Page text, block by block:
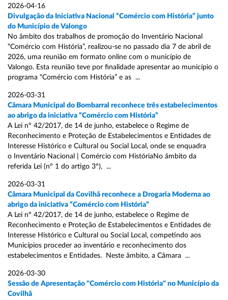
2026-04-16
Divulgação da Iniciativa Nacional “Comércio com História” junto
do Município de Valongo
No âmbito dos trabalhos de promoção do Inventário Nacional
“Comércio com História”, realizou-se no passado dia 7 de abril de
2026, uma reunião em formato online com o município de
Valongo. Esta reunião teve por finalidade apresentar ao município o
programa “Comércio com História” e as ...
2026-03-31
Câmara Municipal do Bombarral reconhece três estabelecimentos
ao abrigo da iniciativa “Comércio com História”
A Lei nº 42/2017, de 14 de junho, estabelece o Regime de
Reconhecimento e Proteção de Estabelecimentos e Entidades de
Interesse Histórico e Cultural ou Social Local, onde se enquadra
o Inventário Nacional | Comércio com HistóriaNo âmbito da
referida Lei (nº 1 do artigo 3º), ...
2026-03-31
Câmara Municipal da Covilhã reconhece a Drogaria Moderna ao
abrigo da iniciativa “Comércio com História”
A Lei nº 42/2017, de 14 de junho, estabelece o Regime de
Reconhecimento e Proteção de Estabelecimentos e Entidades de
Interesse Histórico e Cultural ou Social Local, competindo aos
Municípios proceder ao inventário e reconhecimento dos
estabelecimentos e Entidades. Neste âmbito, a Câmara ...
2026-03-30
Sessão de Apresentação "Comércio com História" no Município da
Covilhã